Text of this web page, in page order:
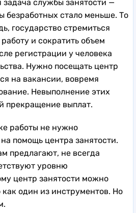
задача службы занятости —
безработных стало меньше. То
государство стремиться
и сократить объем
регистрации у человека
Нужно посещать центр
на вакансии, вовремя
Невыполнение этих
прекращение выплат.
работы не нужно
помощь центра занятости.
предлагают, не всегда
уровню
центр занятости можно
как один из инструментов. Но